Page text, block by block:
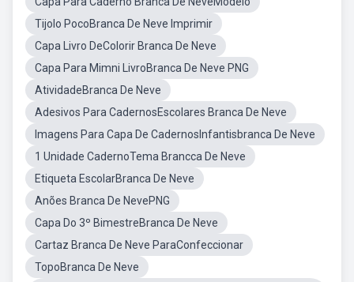
Tijolo PocoBranca De Neve Imprimir
Capa Livro DeColorir Branca De Neve
Capa Para Mimni LivroBranca De Neve PNG
AtividadeBranca De Neve
Adesivos Para CadernosEscolares Branca De Neve
Imagens Para Capa De CadernosInfantisbranca De Neve
1 Unidade CadernoTema Brancca De Neve
Etiqueta EscolarBranca De Neve
Anões Branca De NevePNG
Capa Do 3º BimestreBranca De Neve
Cartaz Branca De Neve ParaConfeccionar
TopoBranca De Neve